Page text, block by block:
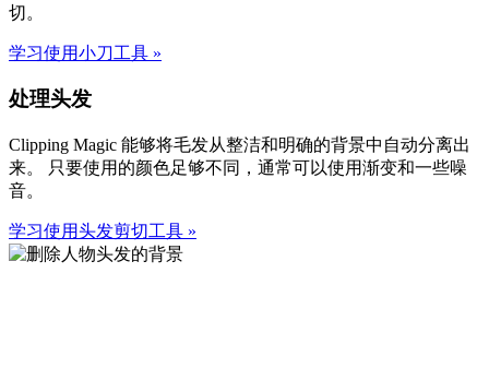
切。
学习使用小刀工具 »
处理头发
Clipping Magic 能够将毛发从整洁和明确的背景中自动分离出
来。 只要使用的颜色足够不同，通常可以使用渐变和一些噪
音。
学习使用头发剪切工具 »